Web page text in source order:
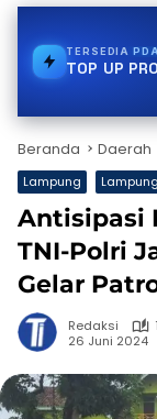
TERSEDIA
TOP UP
Beranda Daerah
Lampung
Antisipasi
TNI-Polri
Gelar
Redaksi
26 Juni 2024